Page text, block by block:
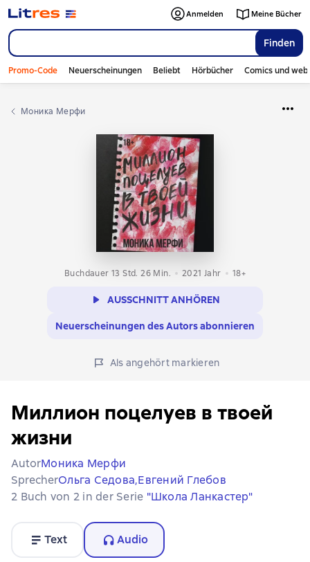
Finden
Anmelden Meine Bücher
Promo-Code Neuerscheinungen Beliebt Hörbücher Comics und
Моника Мерфи
Buchdauer 13 Std. 26 Min. 2021 Jahr 18+
AUSSCHNITT ANHÖREN
Neuerscheinungen des Autors abonnieren
Als angehört markieren
Миллион поцелуев в твоей
жизни
AutorМоника Мерфи
SprecherОльга Седова,Евгений Глебов
2 Buch von 2 in der Serie "Школа Ланкастер"
Text Audio